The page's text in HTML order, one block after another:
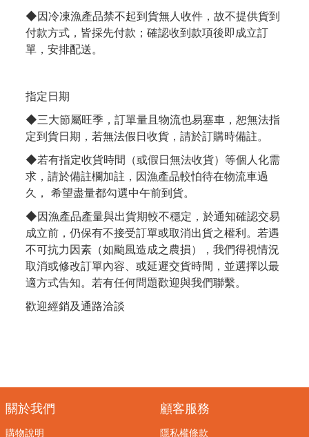
◆因冷凍漁產品禁不起到貨無人收件，故不提供貨到
付款方式，皆採先付款；確認收到款項後即成立訂
單，安排配送。
指定日期
◆三大節屬旺季，訂單量且物流也易塞車，恕無法指
定到貨日期，若無法假日收貨，請於訂購時備註。
◆若有指定收貨時間（或假日無法收貨）等個人化需
求，請於備註欄加註，因漁產品較怕待在物流車過
久， 希望盡量都勾選中午前到貨。
◆因漁產品產量與出貨期較不穩定，於通知確認交易
成立前，仍保有不接受訂單或取消出貨之權利。若遇
不可抗力因素（如颱風造成之農損），我們得視情況
取消或修改訂單內容、或延遲交貨時間，並選擇以最
適方式告知。若有任何問題歡迎與我們聯繫。
歡迎經銷及通路洽談
關於我們
購物說明
顧客服務
隱私權條款